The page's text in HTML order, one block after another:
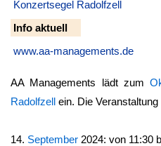
Konzertsegel Radolfzell
Info aktuell
www.aa-managements.de
AA Managements lädt zum
Radolfzell ein. Die
14. September 2024: von 11:30